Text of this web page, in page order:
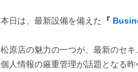
本日は、最新設備を備えた 『
松原店の魅力の一つが、最新のセキ
個人情報の厳重管理が話題となる